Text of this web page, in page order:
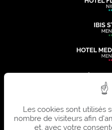
Les cookies sont utilisés
nombre de visiteurs afin
et, avec votre